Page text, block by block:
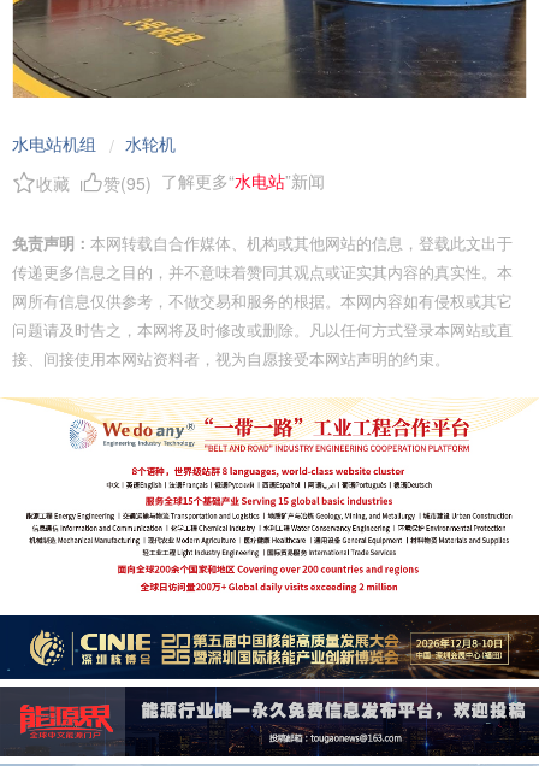
水电站机组 / 水轮机
收藏
赞(95) 了解更多“水电站”新闻
免责声明： 本网转载自合作媒体、机构或其他网站的信息，登载此文出于
传递更多信息之目的，并不意味着赞同其观点或证实其内容的真实性。本
网所有信息仅供参考，不做交易和服务的根据。本网内容如有侵权或其它
问题请及时告之，本网将及时修改或删除。凡以任何方式登录本网站或直
接、间接使用本网站资料者，视为自愿接受本网站声明的约束。